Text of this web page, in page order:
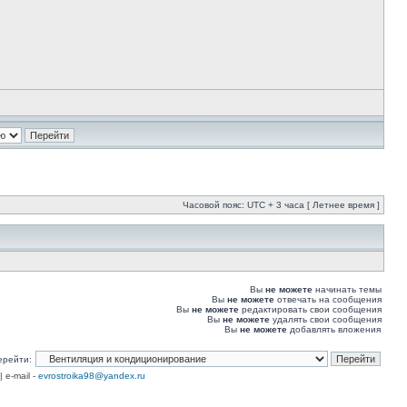
Часовой пояс: UTC + 3 часа [ Летнее время ]
Вы не можете начинать темы
Вы не можете отвечать на сообщения
Вы не можете редактировать свои сообщения
Вы не можете удалять свои сообщения
Вы не можете добавлять вложения
e-mail - evrostroika98@yandex.ru